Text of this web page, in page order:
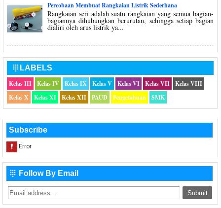
Percobaan Membuat Rangkaian Listrik Sederhana
Rangkaian seri adalah suatu rangkaian yang semua bagian-
bagiannya dihubungkan berurutan, sehingga setiap bagian
dialiri oleh arus listrik ya...
 LABELS
Kelas III
Kelas IV Kelas IX Kelas V Kelas VI Kelas VII
Kelas VIII
Kelas X
Kelas XI Kelas XII PAUD Pengetahuan SMK
Subscribe
 Follow By Email